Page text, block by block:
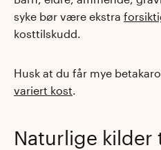
syke bør være ekstra
kosttilskudd.
Husk at du får mye
variert kost.
Naturlige kilder